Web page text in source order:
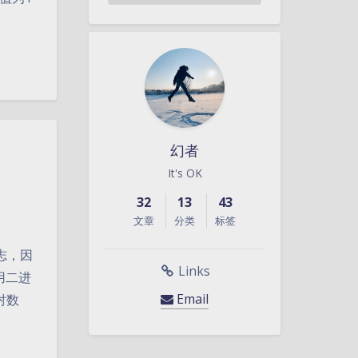
Sans Serif
幻者
It's OK
32
文章
13
分类
43
标签
Links
Email
，因
二进
数